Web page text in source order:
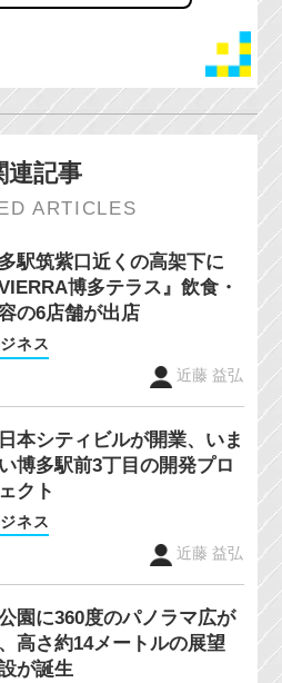
連記事
ARTICLES
駅筑紫口近くの高架下に
VIERRA博多テラス』飲食・
の6店舗が出店
ネス
近藤 益弘
本シティビルが開業、いま
博多駅前3丁目の開発プロ
クト
ネス
近藤 益弘
園に360度のパノラマ広が
高さ約14メートルの展望
が誕生